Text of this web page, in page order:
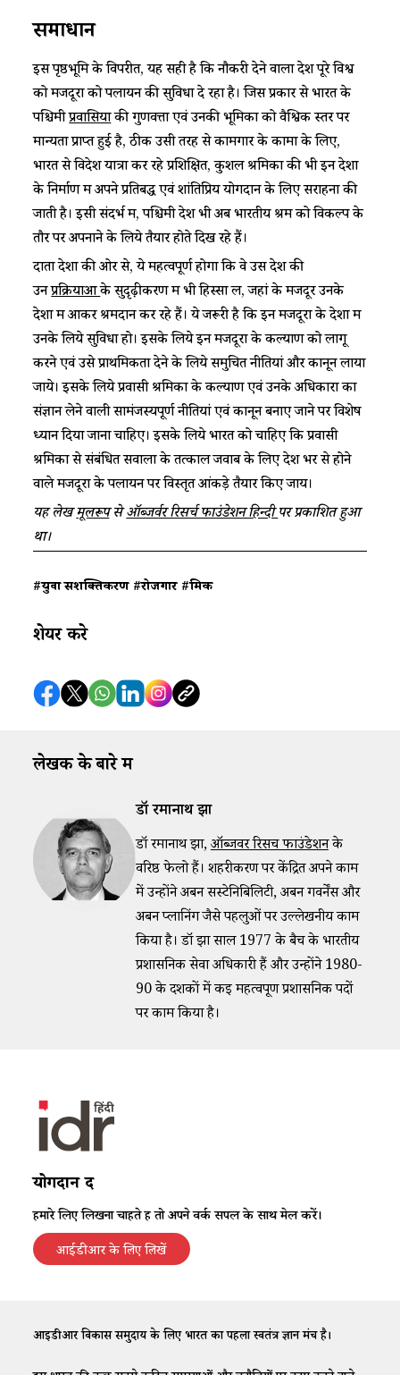
समाधान
इस पृष्ठभूमि के विपरीत, यह सही है कि नौकरी देने वाला देश पूरे विश्व
को मजदूरों को पलायन की सुविधा दे रहा है। जिस प्रकार से भारत के
पश्चिमीप्रवासियोंकी गुणवत्ता एवं उनकी भूमिका को वैश्विक स्तर पर
मान्यता प्राप्त हुई है, ठीक उसी तरह से कामगार के कामों के लिए,
भारत से विदेश यात्रा कर रहे प्रशिक्षित, कुशल श्रमिकों की भी इन देशों
के निर्माण में अपने प्रतिबद्ध एवं शांतिप्रिय योगदान के लिए सराहना की
जाती है। इसी संदर्भ में, पश्चिमी देश भी अब भारतीय श्रम को विकल्प के
तौर पर अपनाने के लिये तैयार होते दिख रहे हैं।
दाता देशों की ओर से, ये महत्वपूर्ण होगा कि वे उस देश की
उनप्रक्रियाओंके सुदृढ़ीकरण में भी हिस्सा लें, जहां के मजदूर उनके
देशों में आकर श्रमदान कर रहे हैं। ये जरूरी है कि इन मजदूरों के देशों में
उनके लिये सुविधा हो। इसके लिये इन मजदूरों के कल्याण को लागू
करने एवं उसे प्राथमिकता देने के लिये समुचित नीतियां और कानून लाया
जाये। इसके लिये प्रवासी श्रमिकों के कल्याण एवं उनके अधिकारों का
संज्ञान लेने वाली सामंजस्यपूर्ण नीतियां एवं कानून बनाए जाने पर विशेष
ध्यान दिया जाना चाहिए। इसके लिये भारत को चाहिए कि प्रवासी
श्रमिकों से संबंधित सवालों के तत्काल जवाब के लिए देश भर से होने
वाले मजदूरों के पलायन पर विस्तृत आंकड़े तैयार किए जायें।
यह लेखमूलरूपसेऑब्जर्वर रिसर्च फाउंडेशन हिन्दीपर प्रकाशित हुआ
था।
#युवा सशक्तिकरण #रोजगार #श्रमिक
शेयर करे
लेखक के बारे में
डॉ रमानाथ झा
डॉ रमानाथ झा,ऑब्जर्वर रिसर्च फाउंडेशनके
वरिष्ठ फेलो हैं। शहरीकरण पर केंद्रित अपने काम
में उन्होंने अर्बन सस्टेनिबिलिटी, अर्बन गवर्नेंस और
अर्बन प्लानिंग जैसे पहलुओं पर उल्लेखनीय काम
किया है। डॉ झा साल 1977 के बैच के भारतीय
प्रशासनिक सेवा अधिकारी हैं और उन्होंने 1980-
90 के दशकों में कई महत्वपूर्ण प्रशासनिक पदों
पर काम किया है।
योगदान दें
हमारे लिए लिखना चाहते हैं तो अपने वर्क सैंपल के साथ मेल करें।
आईडीआर के लिए लिखें
आईडीआर विकास समुदाय के लिए भारत का पहला स्वतंत्र ज्ञान मंच है।